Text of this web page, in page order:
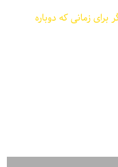
زمانی که دوباره